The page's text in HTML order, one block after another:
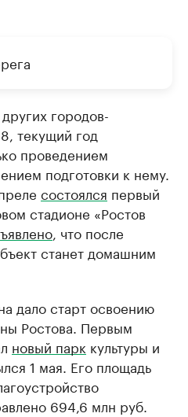
городов-
текущий год
проведением
подготовки к нему.
состоялся первый
стадионе «Ростов
, что после
станет домашним
дало старт освоению
Ростова. Первым
новый парк культуры и
1 мая. Его площадь
694,6 млн руб.